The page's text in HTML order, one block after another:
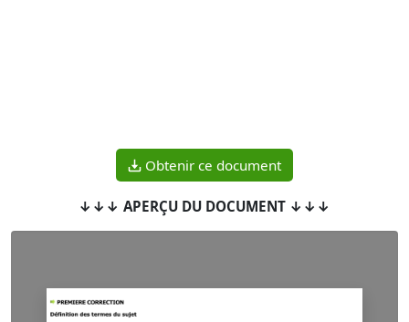
Obtenir ce document
↓↓↓ APERÇU DU DOCUMENT ↓↓↓